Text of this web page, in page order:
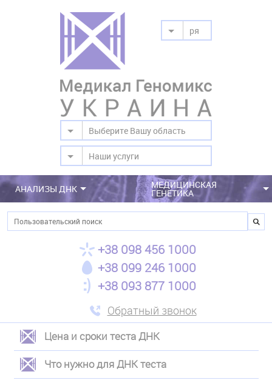
ря
Выберите Вашу область
Наши услуги
АНАЛИЗЫ ДНК МЕДИЦИНСКАЯ
ГЕНЕТИКА
Поиск
+38 098 456 1000
+38 099 246 1000
+38 093 877 1000
Обратный звонок
ЛЕВОЕ
МЕНЮ
Цена и сроки теста ДНК
Что нужно для ДНК теста